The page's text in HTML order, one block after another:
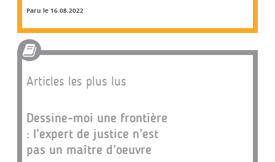
Paru le 16.08.2022
Articles les plus lus
Dessine-moi une frontière
: l’expert de justice n’est
pas un maître d’oeuvre